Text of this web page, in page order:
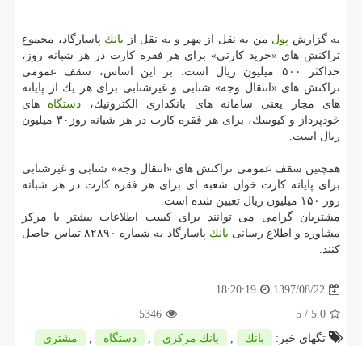
به گزارش پول من به نقل از مهر و به نقل از بانك پاسارگاد، مجموع
تراكنش های «خرید كارتی» برای هر فقره كارت در هر شبانه روز،
حداكثر ۵۰۰ میلیون ریال است. بر این اساس، سقف عمومی
تراكنش های «انتقال وجه» شتابی و غیرشتابی برای هر یك از پایانه
های مجاز یعنی سامانه های بانكداری الكترونیك، دستگاه های
خودپرداز و كیوسك، برای هر فقره كارت در هر شبانه روز۳۰ میلیون
ریال است.
همچنین سقف عمومی تراكنش های «انتقال وجه» شتابی و غیرشتابی
برای پایانه كارت خوان شعبه ای برای هر فقره كارت در هر شبانه
روز ۱۵۰ میلیون ریال تعیین شده است.
مشتریان گرامی می توانند برای كسب اطلاعات بیشتر با مركز
مشاوره و اطلاع رسانی بانك
پاسارگاد به شماره ۸۲۸۹۰ تماس حاصل
كنند.
1397/08/22
18:20:19
5.0
/ 5
5346
تگهای خبر:
بانك , بانك مركزی , دستگاه , مشتری